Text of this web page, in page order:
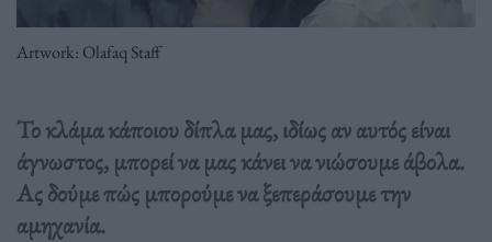
Artwork: Olafaq Staff
Το κλάμα κάποιου δίπλα μας, ιδίως αν αυτός είναι
άγνωστος, μπορεί να μας κάνει να νιώσουμε άβολα.
Ας δούμε πώς μπορούμε να ξεπεράσουμε την
αμηχανία.